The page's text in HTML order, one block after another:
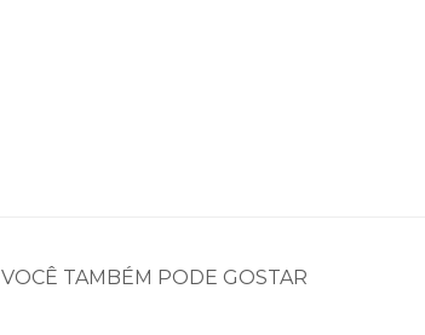
VOCÊ TAMBÉM PODE GOSTAR